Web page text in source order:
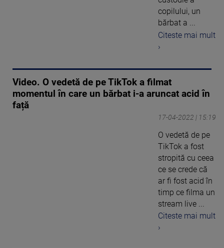
copilului, un
bărbat a ...
Citeste mai mult
›
Video. O vedetă de pe TikTok a filmat
momentul în care un bărbat i-a aruncat acid în
față
17-04-2022 | 15:19
O vedetă de pe
TikTok a fost
stropită cu ceea
ce se crede că
ar fi fost acid în
timp ce filma un
stream live ...
Citeste mai mult
›